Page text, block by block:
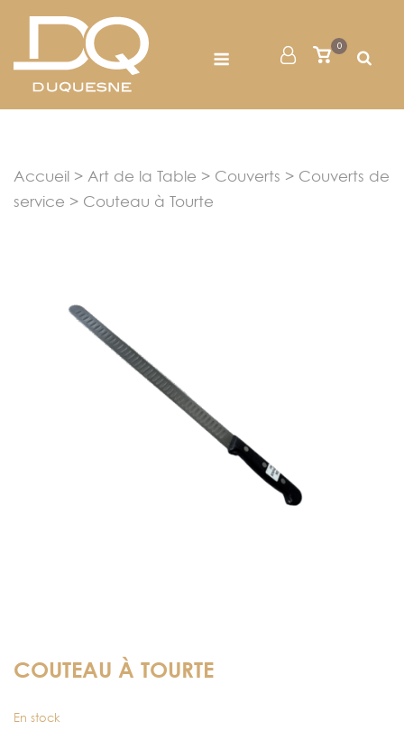
content
Mon
Voir
0
Accueil > Art de la Table > Couverts > Couverts de
service > Couteau à Tourte
COUTEAU À TOURTE
En stock